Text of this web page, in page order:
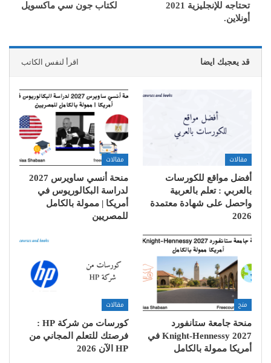
تحتاجه للإنجليزية 2021
أونلاين.
لكتاب جون سي ماكسويل
قد يعجبك ايضا اقرأ لنفس الكاتب
مقالات
أفضل مواقع للكورسات
بالعربي : تعلم بالعربية
واحصل على شهادة معتمدة
2026
مقالات
منحة أنسي ساويرس 2027
لدراسة البكالوريوس في
أمريكا | ممولة بالكامل
للمصريين
منح
منحة جامعة ستانفورد
Knight-Hennessy 2027 في
أمريكا ممولة بالكامل
مقالات
كورسات من شركة HP :
فرصتك للتعلم المجاني من
HP الآن 2026